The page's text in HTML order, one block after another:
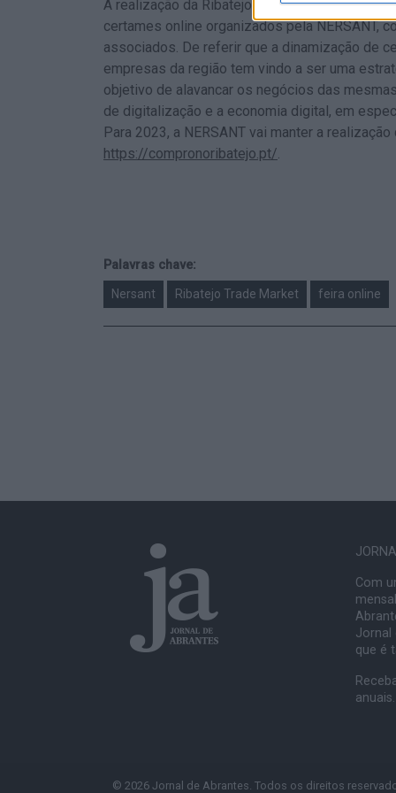
A realização da Ribatejo Trade Market -
certames online organizados pela NERSANT,
associados. De referir que a dinamização de
empresas da região tem vindo a ser uma
objetivo de alavancar os negócios das
de digitalização e a economia digital, em
Para 2023, a NERSANT vai manter a
https://compronoribatejo.pt/.
Palavras chave:
Nersant Ribatejo Trade Market feira online
Com
Jornal
que é
anuais.
© 2026 Jornal de Abrantes. Todos os direitos